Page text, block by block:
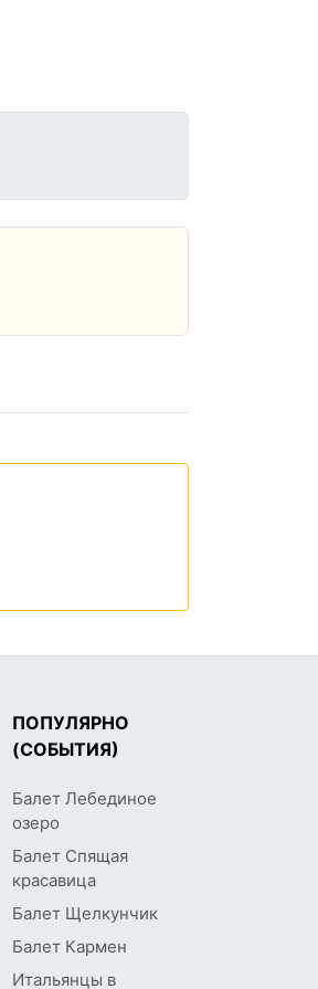
ПОПУЛЯРНО
(СОБЫТИЯ)
Балет Лебединое
озеро
Балет Спящая
красавица
Балет Щелкунчик
Балет Кармен
Итальянцы в